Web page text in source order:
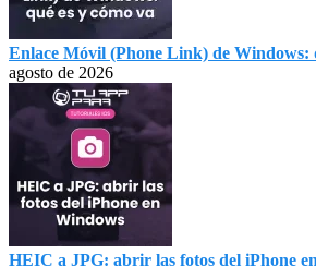
Enlace Móvil (Phone Link) de Windows:
agosto de 2026
HEIC a JPG: abrir las fotos del iPhone